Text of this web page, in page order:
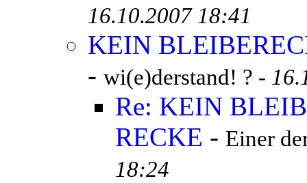
16.10.2007 18:41
KEIN
- wi(e)derstand! ? -
Re: KEIN
RECKE - Einer
18:24